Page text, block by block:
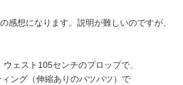
感想になります。説明が難しいのですが、
ェスト105センチのプロップで、
ング（伸縮ありのパツパツ）で